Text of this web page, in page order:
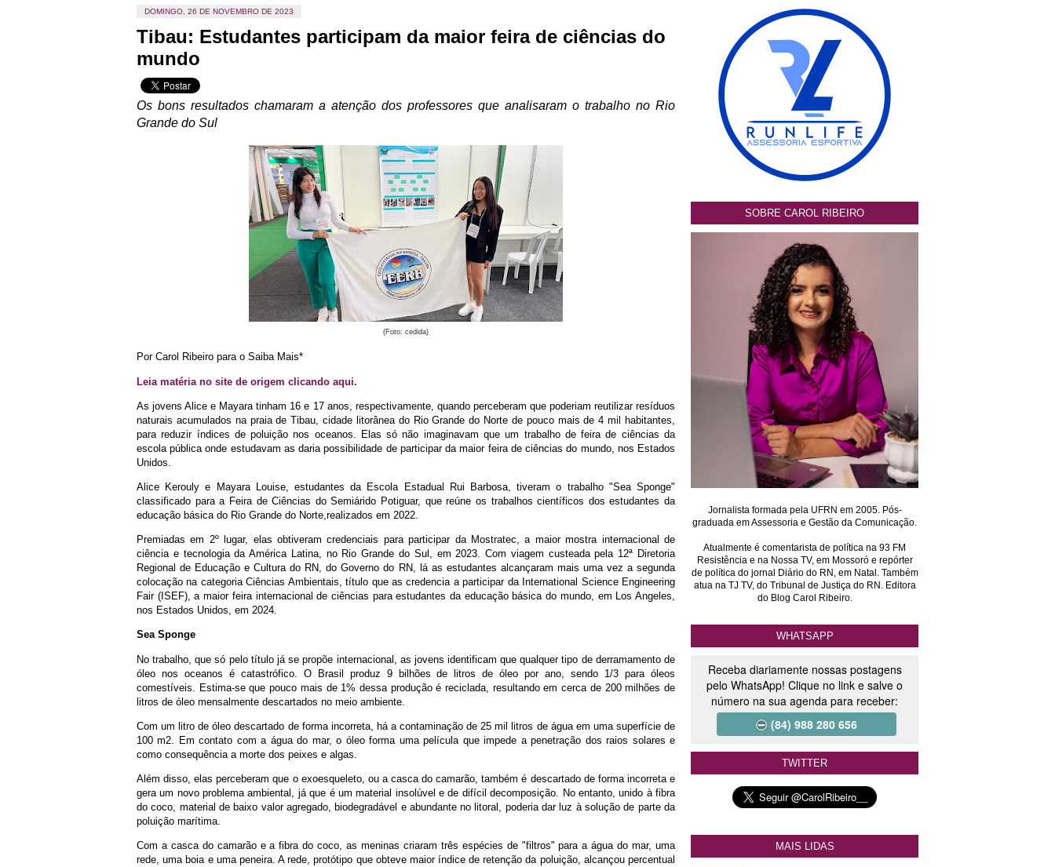
DOMINGO, 26 DE NOVEMBRO DE 2023
Tibau: Estudantes participam da maior feira de ciências do
mundo
Os bons resultados chamaram a atenção dos professores que analisaram o trabalho no Rio
Grande do Sul
(Foto: cedida)
Por Carol Ribeiro para o Saiba Mais*
Leia matéria no site de origem clicando aqui.
As jovens Alice e Mayara tinham 16 e 17 anos, respectivamente, quando perceberam que poderiam reutilizar resíduos
naturais acumulados na praia de Tibau, cidade litorânea do Rio Grande do Norte de pouco mais de 4 mil habitantes,
para reduzir índices de poluição nos oceanos. Elas só não imaginavam que um trabalho de feira de ciências da
escola pública onde estudavam as daria possibilidade de participar da maior feira de ciências do mundo, nos Estados
Unidos.
Alice Kerouly e Mayara Louise, estudantes da Escola Estadual Rui Barbosa, tiveram o trabalho "Sea Sponge"
classificado para a Feira de Ciências do Semiárido Potiguar, que reúne os trabalhos científicos dos estudantes da
educação básica do Rio Grande do Norte,realizados em 2022.
Premiadas em 2º lugar, elas obtiveram credenciais para participar da Mostratec, a maior mostra internacional de
ciência e tecnologia da América Latina, no Rio Grande do Sul, em 2023. Com viagem custeada pela 12ª Diretoria
Regional de Educação e Cultura do RN, do Governo do RN, lá as estudantes alcançaram mais uma vez a segunda
colocação na categoria Ciências Ambientais, título que as credencia a participar da International Science Engineering
Fair (ISEF), a maior feira internacional de ciências para estudantes da educação básica do mundo, em Los Angeles,
nos Estados Unidos, em 2024.
Sea Sponge
No trabalho, que só pelo título já se propõe internacional, as jovens identificam que qualquer tipo de derramamento de
óleo nos oceanos é catastrófico. O Brasil produz 9 bilhões de litros de óleo por ano, sendo 1/3 para óleos
comestíveis. Estima-se que pouco mais de 1% dessa produção é reciclada, resultando em cerca de 200 milhões de
litros de óleo mensalmente descartados no meio ambiente.
Com um litro de óleo descartado de forma incorreta, há a contaminação de 25 mil litros de água em uma superfície de
100 m2. Em contato com a água do mar, o óleo forma uma película que impede a penetração dos raios solares e
como consequência a morte dos peixes e algas.
Além disso, elas perceberam que o exoesqueleto, ou a casca do camarão, também é descartado de forma incorreta e
gera um novo problema ambiental, já que é um material insolúvel e de difícil decomposição. No entanto, unido à fibra
do coco, material de baixo valor agregado, biodegradável e abundante no litoral, poderia dar luz à solução de parte da
poluição marítima.
Com a casca do camarão e a fibra do coco, as meninas criaram três espécies de "filtros" para a água do mar, uma
rede, uma boia e uma peneira. A rede, protótipo que obteve maior índice de retenção da poluição, alcançou percentual
SOBRE CAROL RIBEIRO
Jornalista formada pela UFRN em 2005. Pós-
graduada em Assessoria e Gestão da Comunicação.
Atualmente é comentarista de política na 93 FM
Resistência e na Nossa TV, em Mossoró e repórter
de política do jornal Diário do RN, em Natal. Também
atua na TJ TV, do Tribunal de Justiça do RN. Editora
do Blog Carol Ribeiro.
WHATSAPP
Receba diariamente nossas postagens
pelo WhatsApp! Clique no link e salve o
número na sua agenda para receber:
(84) 988 280 656
TWITTER
MAIS LIDAS